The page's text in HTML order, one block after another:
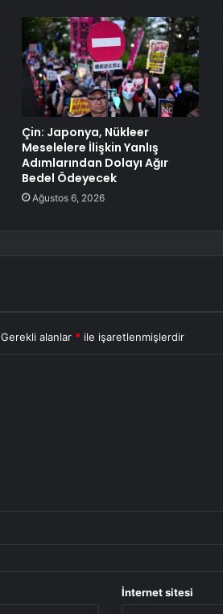
Çin: Japonya, Nükleer
Meselelere İlişkin Yanlış
Adımlarından Dolayı Ağır
Bedel Ödeyecek
Ağustos 6, 2026
Gerekli alanlar * ile işaretlenmişlerdir
İnternet sitesi